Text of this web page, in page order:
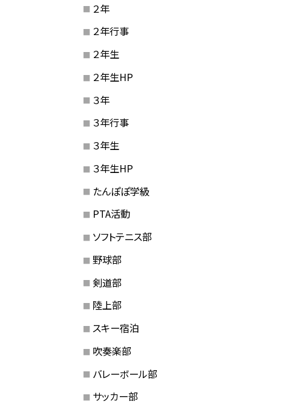
２年
２年行事
２年生
２年生HP
３年
３年行事
３年生
３年生HP
たんぽぽ学級
PTA活動
ソフトテニス部
野球部
剣道部
陸上部
スキー宿泊
吹奏楽部
バレーボール部
サッカー部